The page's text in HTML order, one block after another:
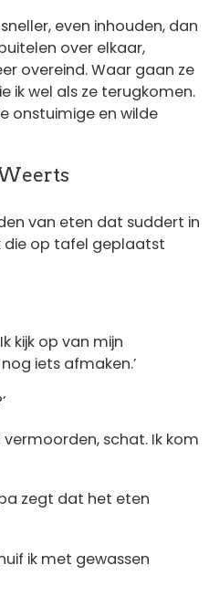
even inhouden, dan
over elkaar,
overeind. Waar gaan ze
ik wel als ze terugkomen.
onstuimige en wilde
van eten dat suddert in
die op tafel geplaatst
kijk op van mijn
iets afmaken.’
schat. Ik kom
zegt dat het eten
ik met gewassen